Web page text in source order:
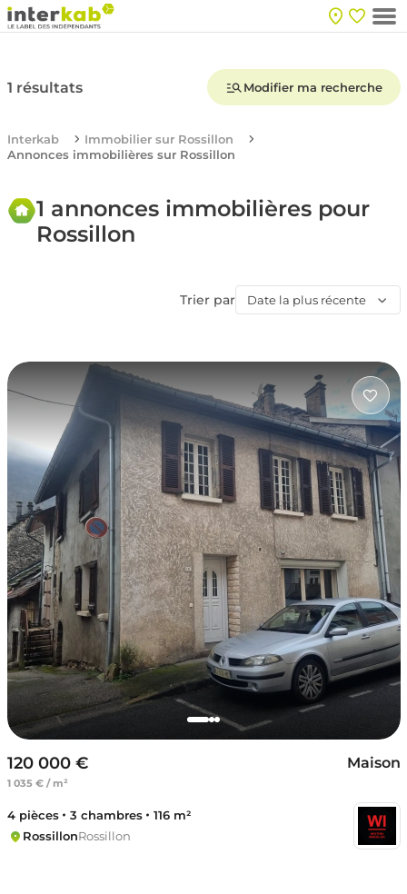
1 résultats Modifier ma recherche
Interkab
Immobilier sur Rossillon
Annonces immobilières sur Rossillon
1 annonces immobilières pour
Rossillon
Trier par Date la plus récente
120 000 €
1 035 € / m²
Maison
4 pièces 3 chambres
116 m²
RossillonRossillon